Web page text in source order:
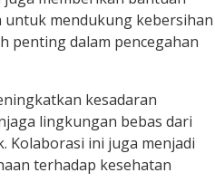
untuk mendukung kebersihan
penting dalam pencegahan
kesadaran
lingkungan bebas dari
Kolaborasi ini juga menjadi
terhadap kesehatan